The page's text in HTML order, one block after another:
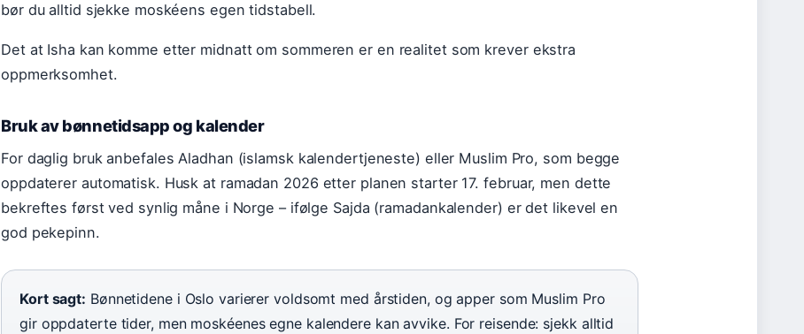
bør du alltid sjekke moskéens egen tidstabell.
Det at Isha kan komme etter midnatt om sommeren er en realitet som krever ekstra
oppmerksomhet.
Bruk av bønnetidsapp og kalender
For daglig bruk anbefales Aladhan (islamsk kalendertjeneste) eller Muslim Pro, som begge
oppdaterer automatisk. Husk at ramadan 2026 etter planen starter 17. februar, men dette
bekreftes først ved synlig måne i Norge – ifølge Sajda (ramadankalender) er det likevel en
god pekepinn.
Kort sagt: Bønnetidene i Oslo varierer voldsomt med årstiden, og apper som Muslim Pro
gir oppdaterte tider, men moskéenes egne kalendere kan avvike. For reisende: sjekk alltid